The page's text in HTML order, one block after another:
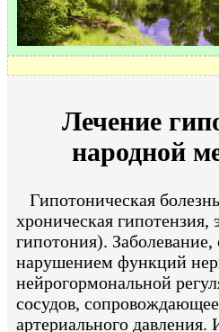
Лечение
народной
Гипотоническая
хроническая гипотензия,
гипотония). Заболевание,
нарушением функций
нейрогормональной
сосудов,
артериального